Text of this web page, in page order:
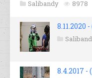
Salibandy 8978
8.11.2020
8.4.2017